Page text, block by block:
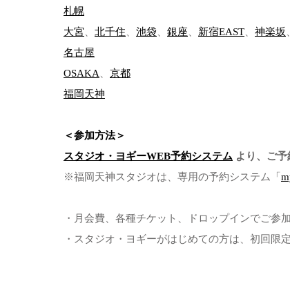
札幌
大宮
北千住 池袋 銀座 新宿EAST 神楽坂
名古屋
OSAKA
京都
福岡天神
＜参加方法＞
スタジオ・ヨギーWEB予約システム より、ご予
※福岡天神スタジオは、専用の予約システム「
・月会費、各種チケット、ドロップインでご参
・スタジオ・ヨギーがはじめての方は、初回限